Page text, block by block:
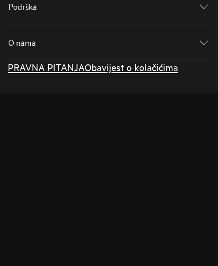
Podrška
O nama
PRAVNA PITANJAObavijest o kolačićima